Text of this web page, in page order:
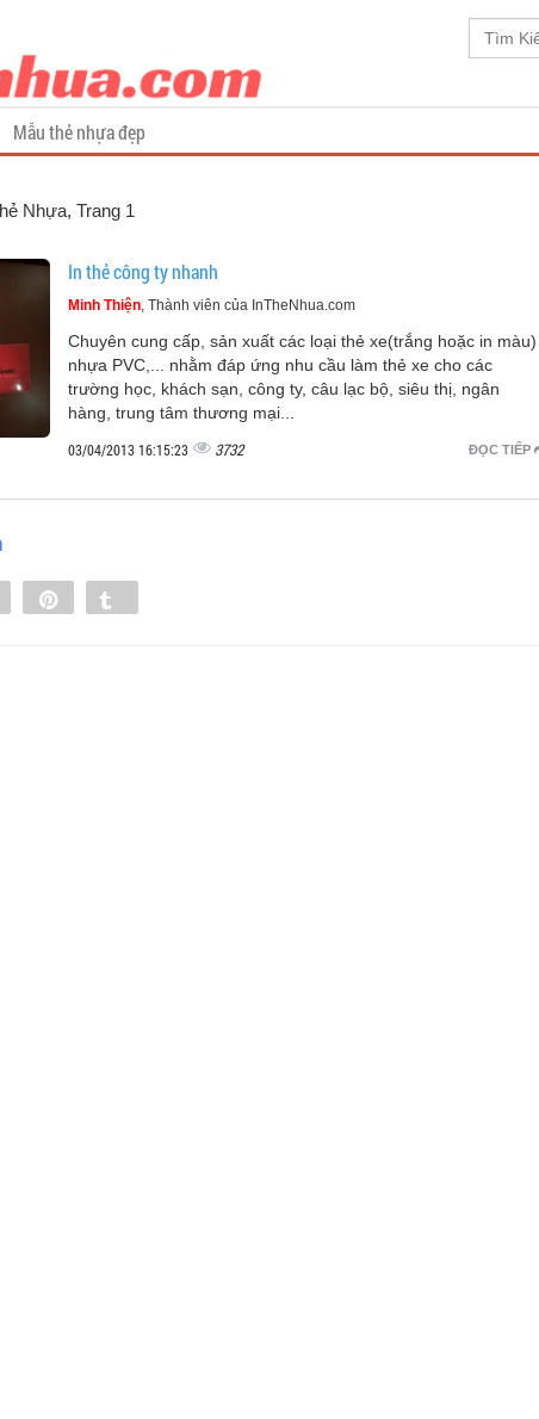
Mẫu thẻ nhựa đẹp
Nhựa, Trang 1
In thẻ công ty nhanh
Minh Thiện, Thành viên của InTheNhua.com
Chuyên cung cấp, sản xuất các loại thẻ xe(trắng hoặc in màu)
nhựa PVC,... nhằm đáp ứng nhu cầu làm thẻ xe cho các
trường học, khách sạn, công ty, câu lạc bộ, siêu thị, ngân
hàng, trung tâm thương mại...
ĐỌC TIẾP
03/04/2013 16:15:23 3732
Share